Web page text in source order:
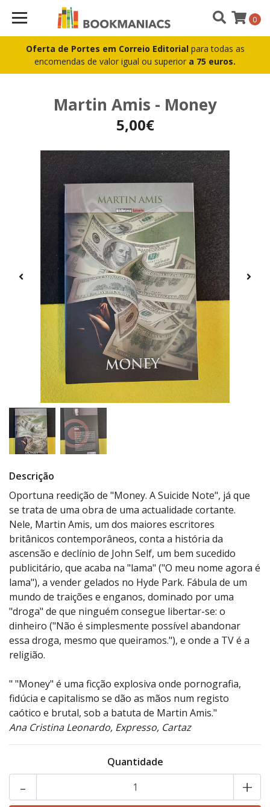
Oferta de Portes em Correio Editorial para todas as
encomendas de valor igual ou superior a 75 euros.
0
Martin Amis - Money
5,00€
Descrição
Oportuna reedição de "Money. A Suicide Note", já que
se trata de uma obra de uma actualidade cortante.
Nele, Martin Amis, um dos maiores escritores
britânicos contemporâneos, conta a história da
ascensão e declínio de John Self, um bem sucedido
publicitário, que acaba na "lama" ("O meu nome agora é
lama"), a vender gelados no Hyde Park. Fábula de um
mundo de traições e enganos, dominado por uma
"droga" de que ninguém consegue libertar-se: o
dinheiro ("Não é simplesmente possível abandonar
essa droga, mesmo que queiramos."), e onde a TV é a
religião.
" "Money" é uma ficção explosiva onde pornografia,
fidúcia e capitalismo se dão as mãos num registo
caótico e brutal, sob a batuta de Martin Amis."
Ana Cristina Leonardo, Expresso, Cartaz
Quantidade
+
-